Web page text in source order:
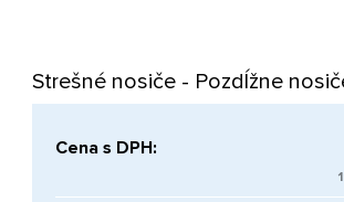
Strešné nosiče - Pozdĺžne
Cena s DPH: